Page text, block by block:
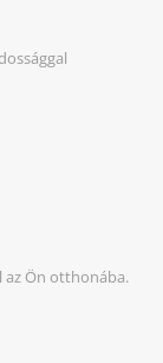
Ön otthonába.